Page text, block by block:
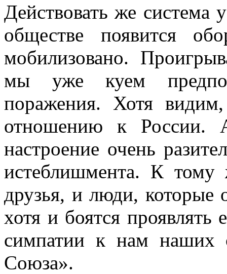
Действовать же система
обществе появится
мобилизовано.
мы уже куем
поражения. Хотя
отношению к России.
настроение очень
истеблишмента. К
друзья, и люди, которые
хотя и боятся
симпатии к нам наших
Союза».